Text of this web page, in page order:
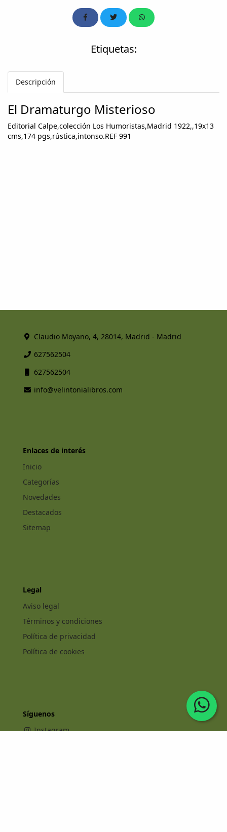
Etiquetas:
Descripción
El Dramaturgo Misterioso
Editorial Calpe,colección Los Humoristas,Madrid 1922,,19x13
cms,174 pgs,rústica,intonso.REF 991
Claudio Moyano, 4, 28014, Madrid - Madrid
627562504
627562504
info@velintonialibros.com
Enlaces de interés
Inicio
Categorías
Novedades
Destacados
Sitemap
Legal
Aviso legal
Términos y condiciones
Política de privacidad
Política de cookies
Síguenos
Instagram